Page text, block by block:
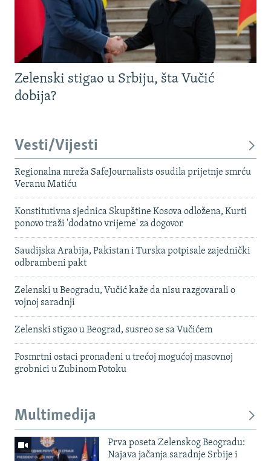
Zelenski stigao u Srbiju, šta Vučić
dobija?
Vesti/Vijesti
Regionalna mreža SafeJournalists osudila prijetnje smrću
Veranu Matiću
Konstitutivna sjednica Skupštine Kosova odložena, Kurti
ponovo traži 'dodatno vrijeme' za dogovor
Saudijska Arabija, Pakistan i Turska potpisale zajednički
odbrambeni pakt
Zelenski u Beogradu, Vučić kaže da nisu razgovarali o
vojnoj saradnji
Zelenski stigao u Beograd, susreo se sa Vučićem
Posmrtni ostaci pronađeni u trećoj mogućoj masovnoj
grobnici u Zubinom Potoku
Multimedija
Prva poseta Zelenskog Beogradu:
Najava jačanja saradnje Srbije i